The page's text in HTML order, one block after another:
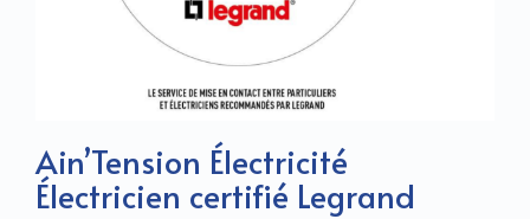
Ain’Tension Électricité
Électricien certifié Legrand